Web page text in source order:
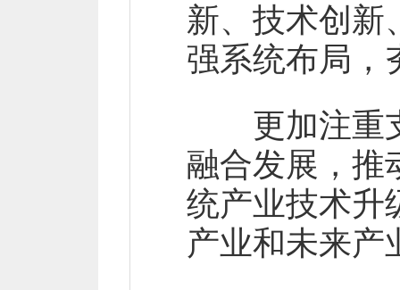
新、技术创新
强系统布局，
更加注重支
融合发展，推
统产业技术升
产业和未来产